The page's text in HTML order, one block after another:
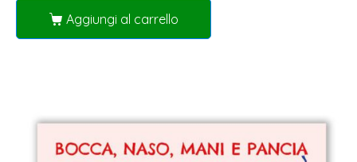
Aggiungi al carrello